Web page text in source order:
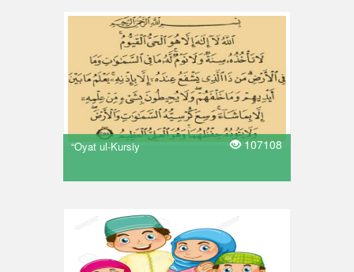
“Oyat ul-Kursiy 107108